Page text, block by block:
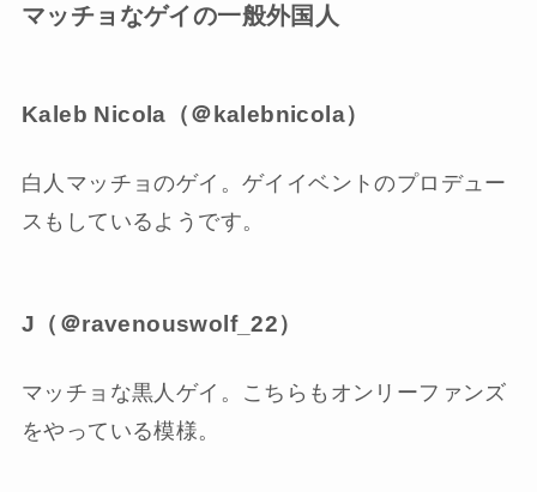
マッチョなゲイの一般外国人
Kaleb Nicola（＠kalebnicola）
白人マッチョのゲイ。ゲイイベントのプロデュー
スもしているようです。
J（＠ravenouswolf_22）
マッチョな黒人ゲイ。こちらもオンリーファンズ
をやっている模様。